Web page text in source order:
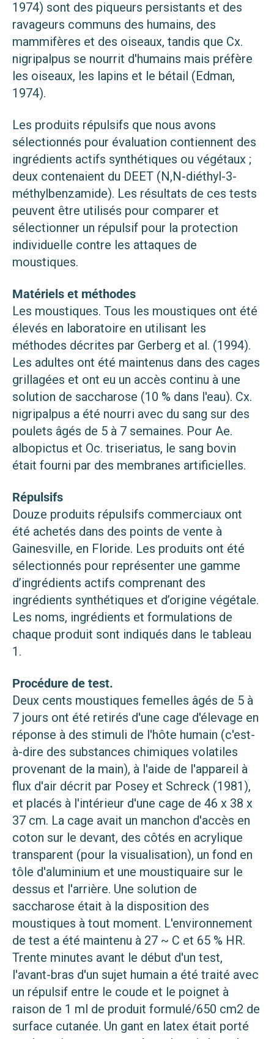
1974) sont des piqueurs persistants et des
ravageurs communs des humains, des
mammifères et des oiseaux, tandis que Cx.
nigripalpus se nourrit d'humains mais préfère
les oiseaux, les lapins et le bétail (Edman,
1974).
Les produits répulsifs que nous avons
sélectionnés pour évaluation contiennent des
ingrédients actifs synthétiques ou végétaux ;
deux contenaient du DEET (N,N-diéthyl-3-
méthylbenzamide). Les résultats de ces tests
peuvent être utilisés pour comparer et
sélectionner un répulsif pour la protection
individuelle contre les attaques de
moustiques.
Matériels et méthodes
Les moustiques. Tous les moustiques ont été
élevés en laboratoire en utilisant les
méthodes décrites par Gerberg et al. (1994).
Les adultes ont été maintenus dans des cages
grillagées et ont eu un accès continu à une
solution de saccharose (10 % dans l'eau). Cx.
nigripalpus a été nourri avec du sang sur des
poulets âgés de 5 à 7 semaines. Pour Ae.
albopictus et Oc. triseriatus, le sang bovin
était fourni par des membranes artificielles.
Répulsifs
Douze produits répulsifs commerciaux ont
été achetés dans des points de vente à
Gainesville, en Floride. Les produits ont été
sélectionnés pour représenter une gamme
d’ingrédients actifs comprenant des
ingrédients synthétiques et d’origine végétale.
Les noms, ingrédients et formulations de
chaque produit sont indiqués dans le tableau
1.
Procédure de test.
Deux cents moustiques femelles âgés de 5 à
7 jours ont été retirés d'une cage d'élevage en
réponse à des stimuli de l'hôte humain (c'est-
à-dire des substances chimiques volatiles
provenant de la main), à l'aide de l'appareil à
flux d'air décrit par Posey et Schreck (1981),
et placés à l'intérieur d'une cage de 46 x 38 x
37 cm. La cage avait un manchon d'accès en
coton sur le devant, des côtés en acrylique
transparent (pour la visualisation), un fond en
tôle d'aluminium et une moustiquaire sur le
dessus et l'arrière. Une solution de
saccharose était à la disposition des
moustiques à tout moment. L'environnement
de test a été maintenu à 27 ~ C et 65 % HR.
Trente minutes avant le début d'un test,
l'avant-bras d'un sujet humain a été traité avec
un répulsif entre le coude et le poignet à
raison de 1 ml de produit formulé/650 cm2 de
surface cutanée. Un gant en latex était porté